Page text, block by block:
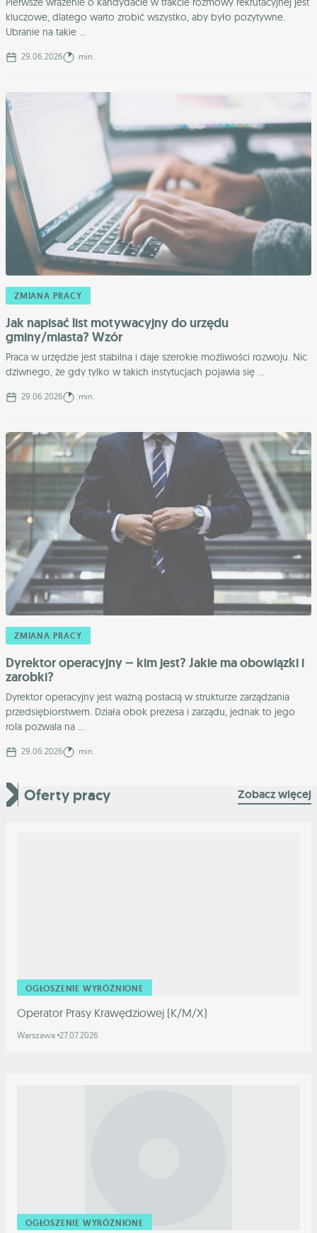
kluczowe, dlatego warto zrobić wszystko, aby było pozytywne.
Ubranie na takie ...
29.06.2026 min.
ZMIANA PRACY
Jak napisać list motywacyjny do urzędu
gminy/miasta? Wzór
Praca w urzędzie jest stabilna i daje szerokie możliwości rozwoju. Nic
dziwnego, że gdy tylko w takich instytucjach pojawia się ...
29.06.2026 min.
ZMIANA PRACY
Dyrektor operacyjny – kim jest? Jakie ma obowiązki i
zarobki?
Dyrektor operacyjny jest ważną postacią w strukturze zarządzania
przedsiębiorstwem. Działa obok prezesa i zarządu, jednak to jego
rola pozwala na ...
29.06.2026 min.
Oferty pracy Zobacz więcej
OGŁOSZENIE WYRÓŻNIONE
Operator Prasy Krawędziowej (K/M/X)
Warszawa 27.07.2026
OGŁOSZENIE WYRÓŻNIONE